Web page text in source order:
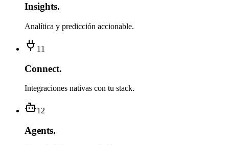
Insights.
Analítica y predicción accionable.
11
Connect.
Integraciones nativas con tu stack.
12
Agents.